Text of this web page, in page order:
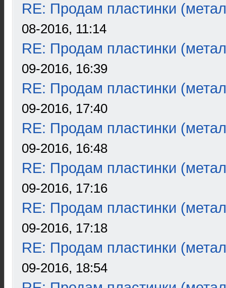
RE: Продам пластинки
08-2016, 11:14
RE: Продам пластинки
09-2016, 16:39
RE: Продам пластинки
09-2016, 17:40
RE: Продам пластинки
09-2016, 16:48
RE: Продам пластинки
09-2016, 17:16
RE: Продам пластинки
09-2016, 17:18
RE: Продам пластинки
09-2016, 18:54